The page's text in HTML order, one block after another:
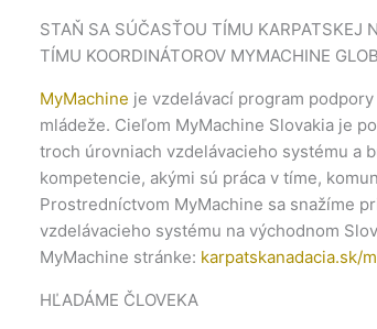
STAŇ SA SÚČASŤOU TÍMU KARPATSKEJ
TÍMU KOORDINÁTOROV MYMACHINE
MyMachine je vzdelávací program
mládeže. Cieľom MyMachine Slovakia je
troch úrovniach vzdelávacieho systému a
kompetencie, akými sú práca v tíme,
Prostredníctvom MyMachine sa snažíme
vzdelávacieho systému na východnom
MyMachine stránke: karpatskanadacia.sk/
HĽADÁME ČLOVEKA